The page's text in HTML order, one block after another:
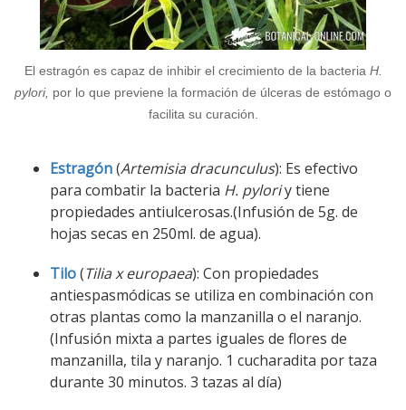
El estragón es capaz de inhibir el crecimiento de la bacteria H.
pylori, por lo que previene la formación de úlceras de estómago o
facilita su curación.
Estragón(Artemisia dracunculus): Es efectivo
para combatir la bacteria H. pyloriy tiene
propiedades antiulcerosas.(Infusión de 5g. de
hojas secas en 250ml. de agua).
Tilo(Tilia x europaea): Con propiedades
antiespasmódicas se utiliza en combinación con
otras plantas como la manzanilla o el naranjo.
(Infusión mixta a partes iguales de flores de
manzanilla, tila y naranjo. 1 cucharadita por taza
durante 30 minutos. 3 tazas al día)